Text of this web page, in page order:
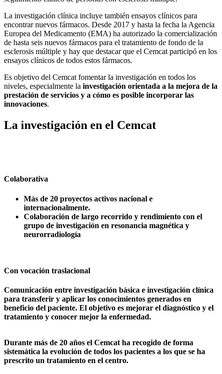
La investigación clínica incluye también ensayos clínicos para
encontrar nuevos fármacos. Desde 2017 y hasta la fecha la Agencia
Europea del Medicamento (EMA) ha autorizado la comercialización
de hasta seis nuevos fármacos para el tratamiento de fondo de la
esclerosis múltiple y hay que destacar que el Cemcat participó en los
ensayos clínicos de todos estos fármacos.
Es objetivo del Cemcat fomentar la investigación en todos los
niveles, especialmente la investigación orientada a la mejora de la
prestación de servicios y a cómo es posible incorporar las
innovaciones.
La investigación en el Cemcat
Colaborativa
Más de 20 proyectos activos nacional e
internacionalmente.
Colaboración de largo recorrido y rendimiento con el
grupo de investigación en resonancia magnética y
neurorradiología
Con vocación traslacional
Comunicación entre investigación básica e investigación clínica
para transferir y aplicar los conocimientos generados en
beneficio del paciente. El objetivo es mejorar el diagnóstico y el
tratamiento y conocer mejor la enfermedad.
Durante más de 20 años el Cemcat ha recogido de forma
sistemática la evolución de todos los pacientes a los que se ha
prescrito un tratamiento en el centro.